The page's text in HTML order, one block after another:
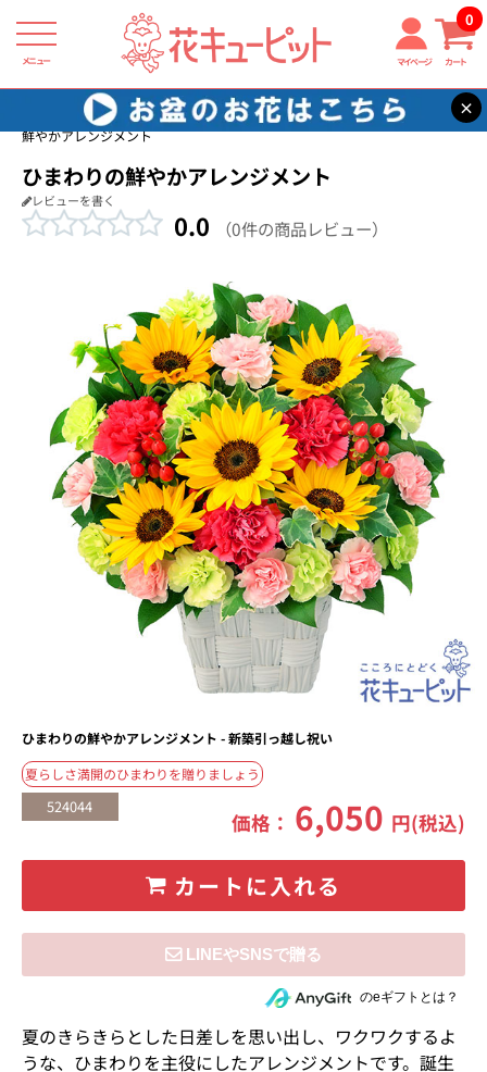
メニュー マイページ カート
0
×
花キューピット 新築引っ越し祝い
【新築引っ越し祝い】ひまわりの
鮮やかアレンジメント
ひまわりの鮮やかアレンジメント
レビューを書く
0.0 （0件の商品レビュー）
ひまわりの鮮やかアレンジメント - 新築引っ越し祝い
夏らしさ満開のひまわりを贈りましょう
524044
価格： 6,050 円(税込)
カートに入れる
住所を知らない相手にeギフトで贈るのeギフトとは？
夏のきらきらとした日差しを思い出し、ワクワクするよ
うな、ひまわりを主役にしたアレンジメントです。誕生